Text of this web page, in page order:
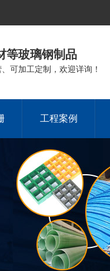
等玻璃钢制品
可加工定制，欢迎详询！
工程案例